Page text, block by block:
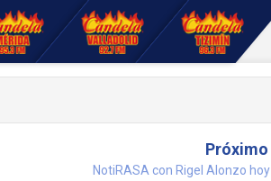
NotiRASA con Rigel Alonzo